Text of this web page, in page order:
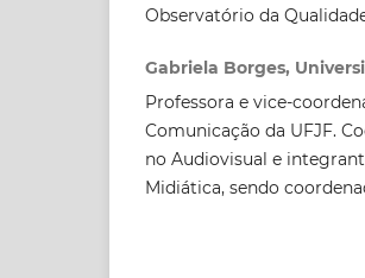
Observatório da
Gabriela Borges,
Professora e vice-
Comunicação da UFJF.
no Audiovisual e
Midiática, sendo